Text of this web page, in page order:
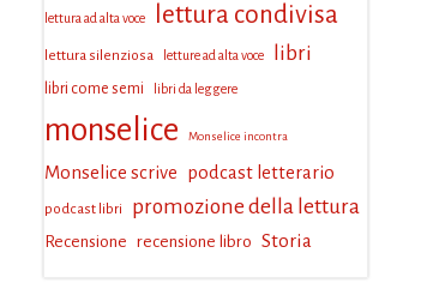
lettura ad alta voce lettura condivisa
lettura silenziosa letture ad alta voce libri
libri come semi libri da leggere
monselice Monselice incontra
Monselice scrive podcast letterario
podcast libri promozione della lettura
Recensione recensione libro Storia